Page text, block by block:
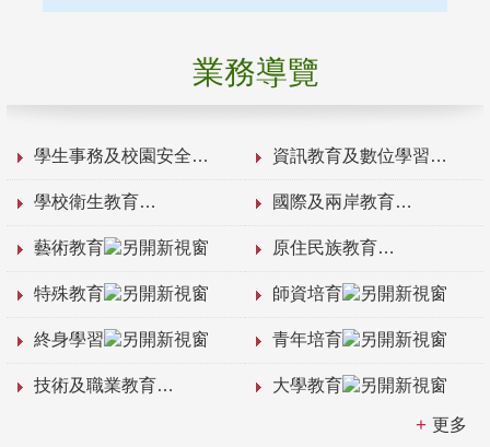
業務導覽
學生事務及校園安全 資訊教育及數位學習
學校衛生教育 國際及兩岸教育
藝術教育 原住民族教育
特殊教育 師資培育
終身學習 青年培育
技術及職業教育 大學教育
更多